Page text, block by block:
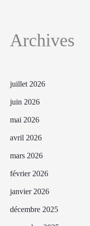
Archives
juillet 2026
juin 2026
mai 2026
avril 2026
mars 2026
février 2026
janvier 2026
décembre 2025